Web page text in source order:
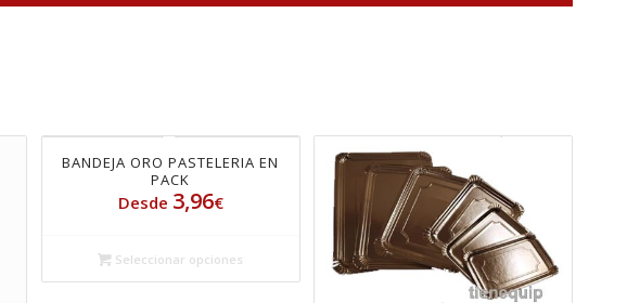
BANDEJA ORO PASTELERIA EN
PACK
Desde 3,96€
Seleccionar opciones